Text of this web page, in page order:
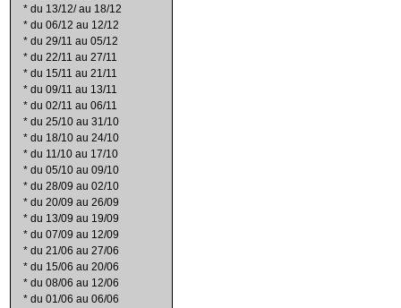
* du 13/12/ au 18/12
* du 06/12 au 12/12
* du 29/11 au 05/12
* du 22/11 au 27/11
* du 15/11 au 21/11
* du 09/11 au 13/11
* du 02/11 au 06/11
* du 25/10 au 31/10
* du 18/10 au 24/10
* du 11/10 au 17/10
* du 05/10 au 09/10
* du 28/09 au 02/10
* du 20/09 au 26/09
* du 13/09 au 19/09
* du 07/09 au 12/09
* du 21/06 au 27/06
* du 15/06 au 20/06
* du 08/06 au 12/06
* du 01/06 au 06/06